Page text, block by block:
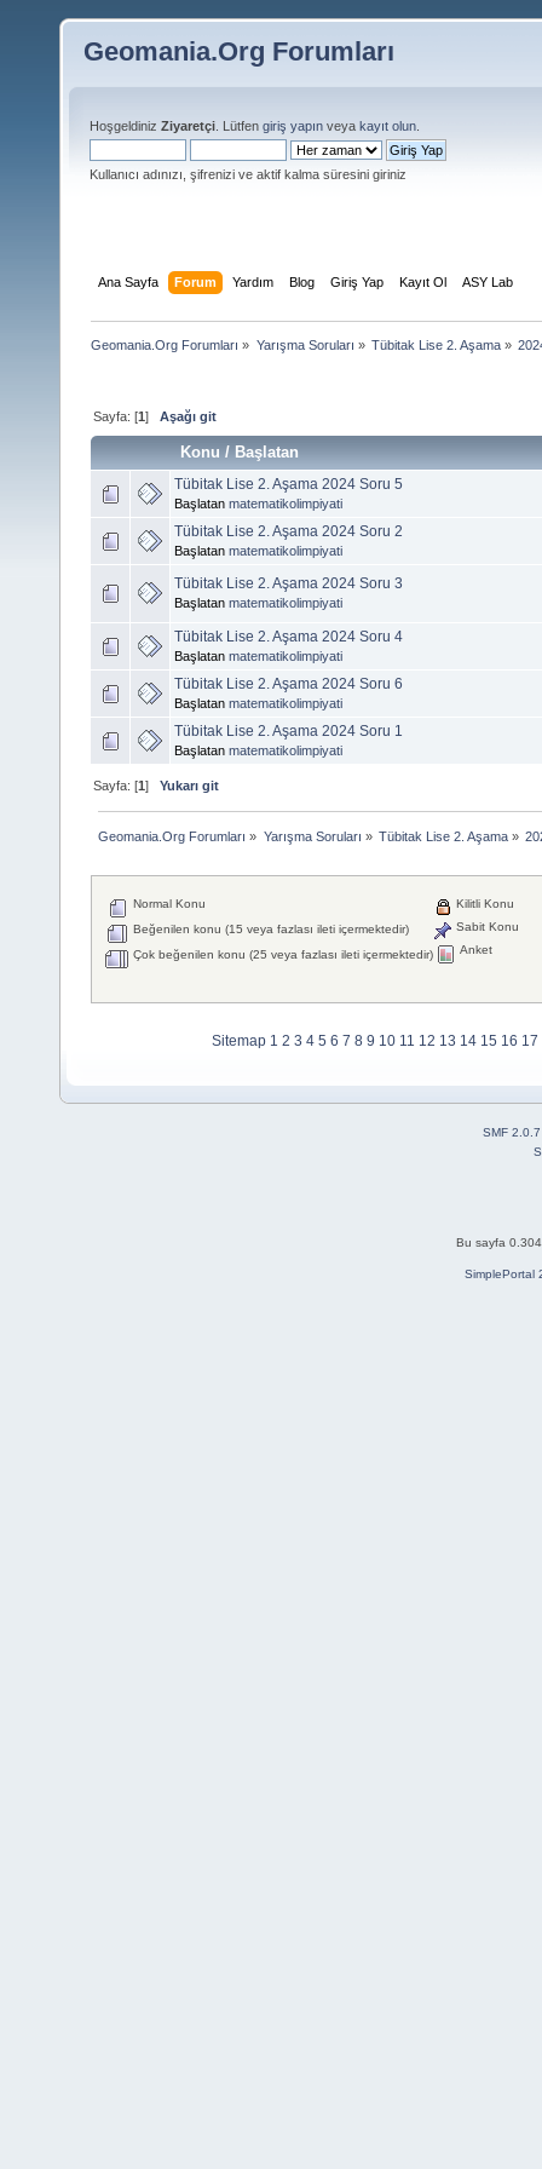
Geomania.Org Forumları
Hoşgeldiniz Ziyaretçi . Lütfen giriş yapın veya kayıt olun
Kullanıcı adınızı, şifrenizi ve aktif kalma süresini giriniz
Ana Sayfa Forum Yardım Blog Giriş Yap Kayıt Ol ASY Lab
Geomania.Org Forumları » Yarışma Soruları » Tübitak Lise 2. Aşama»
Sayfa: [1]Aşağı git
Konu /Başlatan
Tübitak Lise 2. Aşama 2024 Soru 5
Başlatan matematikolimpiyati
Tübitak Lise 2. Aşama 2024 Soru 2
Başlatan matematikolimpiyati
Tübitak Lise 2. Aşama 2024 Soru 3
Başlatan matematikolimpiyati
Tübitak Lise 2. Aşama 2024 Soru 4
Başlatan matematikolimpiyati
Tübitak Lise 2. Aşama 2024 Soru 6
Başlatan matematikolimpiyati
Tübitak Lise 2. Aşama 2024 Soru 1
Başlatan matematikolimpiyati
Sayfa: [1]Yukarı git
Geomania.Org Forumları » Yarışma Soruları » Tübitak Lise 2. Aşama»
Normal Konu
Beğenilen konu (15 veya fazlası ileti içermektedir)
Çok beğenilen konu (25 veya fazlası ileti içermektedir)
Kilitli Konu
Sabit Konu
Anket
Sitemap 1 2 3 4 5 6 7 8 9 10 11 12 13 14 15 16 17
SMF 2.0.7
Bu sayfa
SimplePortal